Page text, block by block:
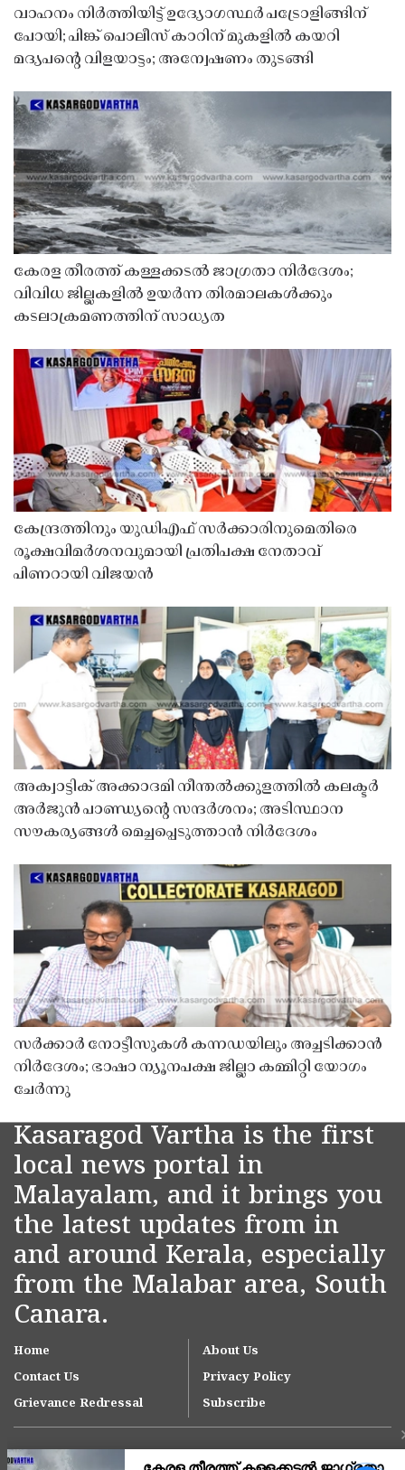
വാഹനം നിർത്തിയിട്ട് ഉദ്യോഗസ്ഥർ പട്രോളിങ്ങിന്
പോയി; പിങ്ക് പൊലീസ് കാറിന് മുകളിൽ കയറി
മദ്യപൻ്റെ വിളയാട്ടം; അന്വേഷണം തുടങ്ങി
കേരള തീരത്ത് കള്ളക്കടൽ ജാഗ്രതാ നിർദേശം;
വിവിധ ജില്ലകളിൽ ഉയർന്ന തിരമാലകൾക്കും
കടലാക്രമണത്തിന് സാധ്യത
കേന്ദ്രത്തിനും യുഡിഎഫ് സർക്കാരിനുമെതിരെ
രൂക്ഷവിമർശനവുമായി പ്രതിപക്ഷ നേതാവ്
പിണറായി വിജയൻ
അക്വാട്ടിക് അക്കാദമി നീന്തൽക്കുളത്തിൽ കലക്ടർ
അർജുൻ പാണ്ഡ്യൻ്റെ സന്ദർശനം; അടിസ്ഥാന
സൗകര്യങ്ങൾ മെച്ചപ്പെടുത്താൻ നിർദേശം
സർക്കാർ നോട്ടീസുകൾ കന്നഡയിലും അച്ചടിക്കാൻ
നിർദേശം; ഭാഷാ ന്യൂനപക്ഷ ജില്ലാ കമ്മിറ്റി യോഗം
ചേർന്നു
Kasaragod Vartha is the first
local news portal in
Malayalam, and it brings you
the latest updates from in
and around Kerala, especially
from the Malabar area, South
Canara.
Home
About Us
Contact Us
Privacy Policy
Grievance Redressal
Subscribe